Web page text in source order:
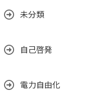
未分類
自己啓発
電力自由化